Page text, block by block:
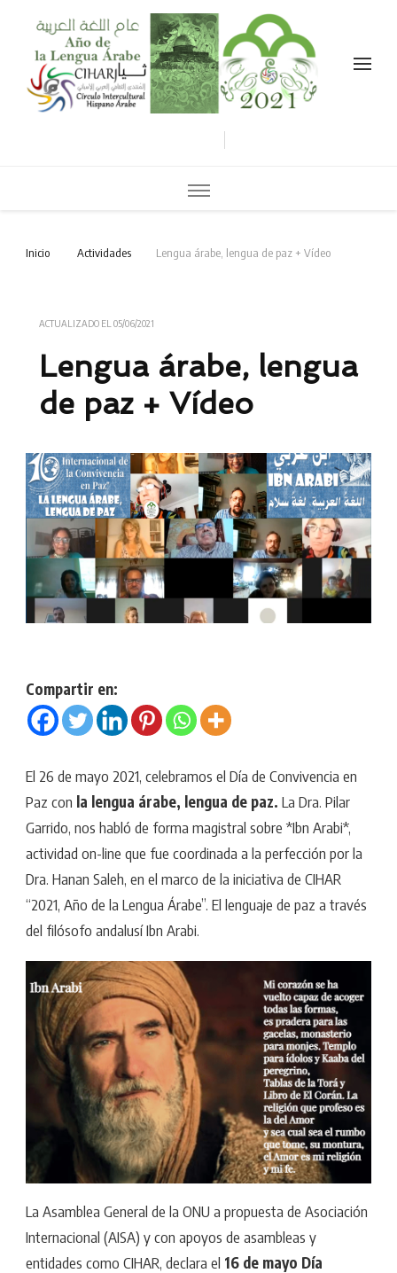
Inicio Actividades Lengua árabe, lengua de paz + Vídeo
ACTUALIZADO EL 05/06/2021
Lengua árabe, lengua
de paz + Vídeo
Compartir en:
El 26 de mayo 2021, celebramos el Día de Convivencia en
Paz con la lengua árabe, lengua de paz. La Dra. Pilar
Garrido, nos habló de forma magistral sobre *Ibn Arabi*,
actividad on-line que fue coordinada a la perfección por la
Dra. Hanan Saleh, en el marco de la iniciativa de CIHAR
“2021, Año de la Lengua Árabe”. El lenguaje de paz a través
del filósofo andalusí Ibn Arabi.
La Asamblea General de la ONU a propuesta de Asociación
Internacional (AISA) y con apoyos de asambleas y
entidades como CIHAR, declara el 16 de mayo Día